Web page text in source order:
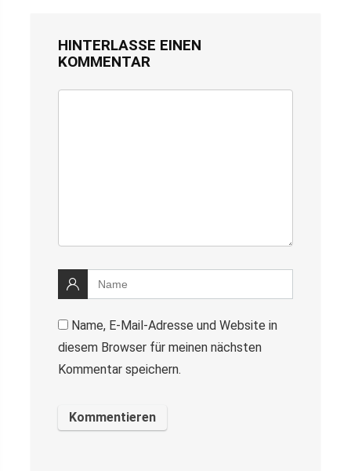
HINTERLASSE EINEN
KOMMENTAR
Name, E-Mail-Adresse und Website in
diesem Browser für meinen nächsten
Kommentar speichern.